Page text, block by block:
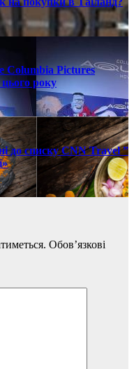
Columbia Pictures
року
до списку CNN Travel ”
Обов’язкові